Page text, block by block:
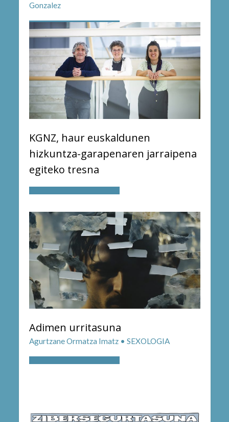
Gonzalez
KGNZ, haur euskaldunen
hizkuntza-garapenaren jarraipena
egiteko tresna
Adimen urritasuna
Agurtzane Ormatza Imatz • SEXOLOGIA